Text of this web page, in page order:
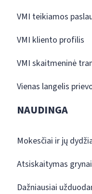
VMI teikiamos
VMI kliento profilis
VMI skaitmeninė
Vienas langelis
NAUDINGA
Mokesčiai ir jų
Atsiskaitymas
Dažniausiai